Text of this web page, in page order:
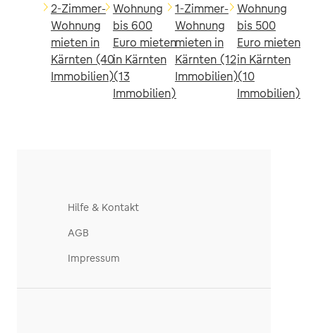
2-Zimmer-
Wohnung
mieten in
Kärnten (40
Immobilien)
Wohnung
bis 600
Euro mieten
in Kärnten
(13
Immobilien)
1-Zimmer-
Wohnung
mieten in
Kärnten (12
Immobilien)
Wohnung
bis 500
Euro mieten
in Kärnten
(10
Immobilien)
Hilfe & Kontakt
AGB
Impressum